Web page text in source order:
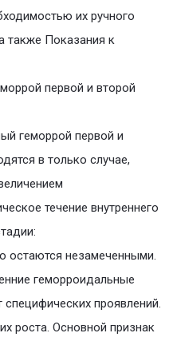
их ручного
также Показания к
первой и второй
геморрой первой и
в только случае,
течение внутреннего
остаются незамеченными.
геморроидальные
проявлений.
роста. Основной признак